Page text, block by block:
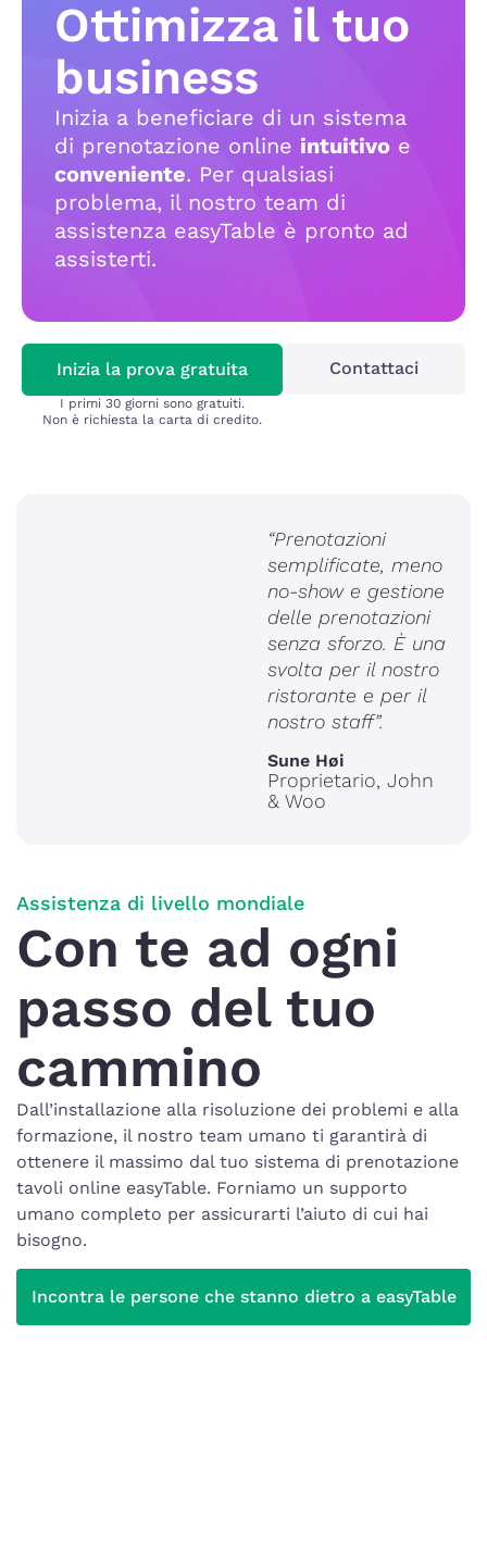
Ottimizza il tuo
business
Inizia a beneficiare di un sistema
di prenotazione online intuitivo e
conveniente. Per qualsiasi
problema, il nostro team di
assistenza easyTable è pronto ad
assisterti.
Inizia la prova gratuita
I primi 30 giorni sono gratuiti.
Non è richiesta la carta di credito.
Contattaci
“Prenotazioni
semplificate, meno
no-show e gestione
delle prenotazioni
senza sforzo. È una
svolta per il nostro
ristorante e per il
nostro staff”.
Sune Høi
Proprietario, John
& Woo
Assistenza di livello mondiale
Con te ad ogni
passo del tuo
cammino
Dall’installazione alla risoluzione dei problemi e alla
formazione, il nostro team umano ti garantirà di
ottenere il massimo dal tuo sistema di prenotazione
tavoli online easyTable. Forniamo un supporto
umano completo per assicurarti l’aiuto di cui hai
bisogno.
Incontra le persone che stanno dietro a easyTable